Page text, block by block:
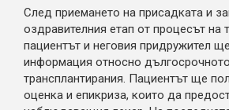
След приемането на присадката и
оздравителния етап от процесът на
пациентът и неговия придружител
информация относно
трансплантирания. Пациентът ще
оценка и епикриза, които да